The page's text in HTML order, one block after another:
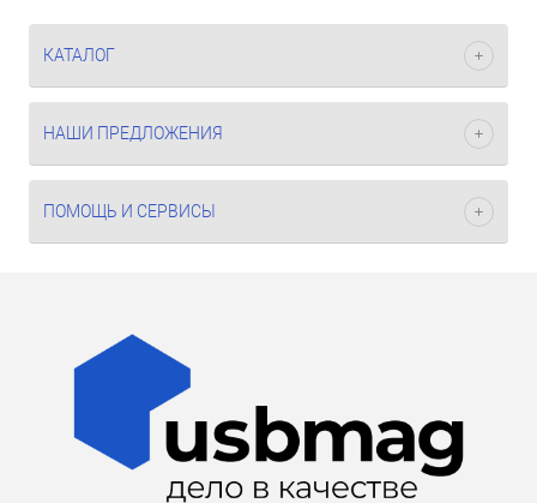
КАТАЛОГ
НАШИ ПРЕДЛОЖЕНИЯ
ПОМОЩЬ И СЕРВИСЫ